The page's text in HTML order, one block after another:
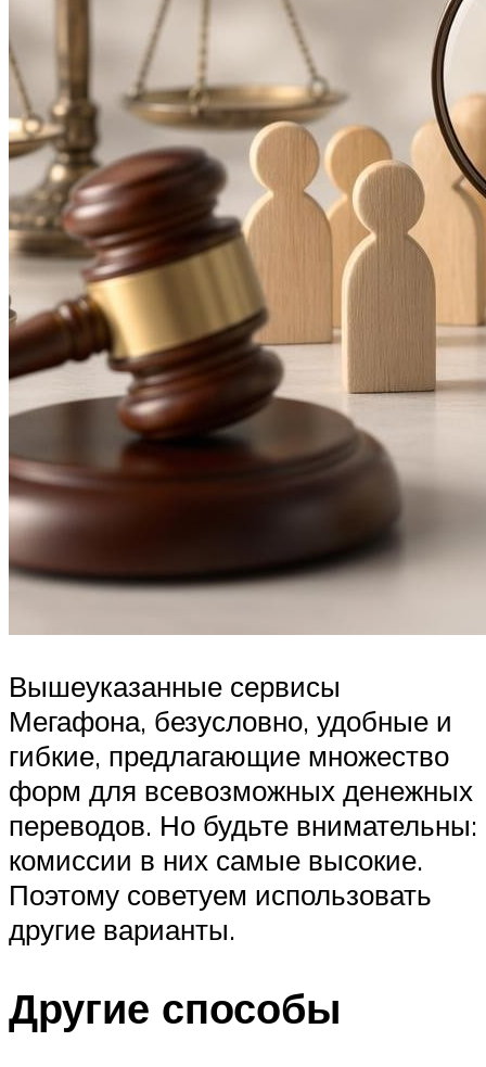
Вышеуказанные сервисы
Мегафона, безусловно, удобные и
гибкие, предлагающие множество
форм для всевозможных денежных
переводов. Но будьте внимательны:
комиссии в них самые высокие.
Поэтому советуем использовать
другие варианты.
Другие способы